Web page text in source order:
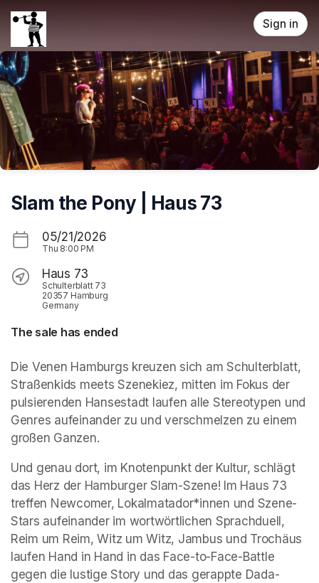
Skip header
Sign in
Slam the Pony | Haus 73
05/21/2026
Thu 8:00 PM
Haus 73
Schulterblatt 73
20357 Hamburg
Germany
The sale has ended
Die Venen Hamburgs kreuzen sich am Schulterblatt,
Straßenkids meets Szenekiez, mitten im Fokus der
pulsierenden Hansestadt laufen alle Stereotypen und
Genres aufeinander zu und verschmelzen zu einem
großen Ganzen.
Und genau dort, im Knotenpunkt der Kultur, schlägt
das Herz der Hamburger Slam-Szene! Im Haus 73
treffen Newcomer, Lokalmatador*innen und Szene-
Stars aufeinander im wortwörtlichen Sprachduell,
Reim um Reim, Witz um Witz, Jambus und Trochäus
laufen Hand in Hand in das Face-to-Face-Battle
gegen die lustige Story und das gerappte Dada-